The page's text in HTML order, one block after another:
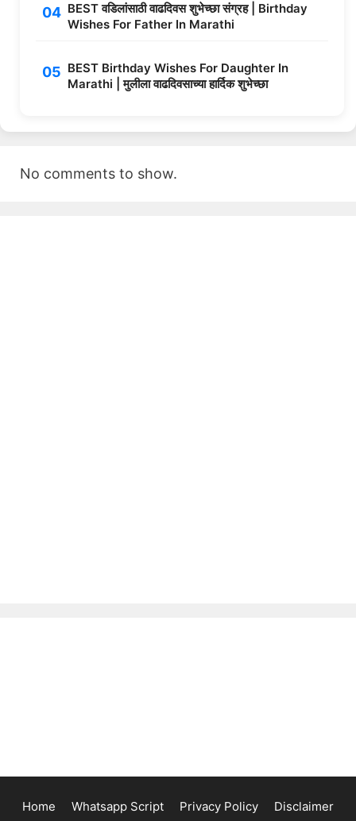
BEST वडिलांसाठी वाढदिवस शुभेच्छा संग्रह | Birthday
Wishes For Father In Marathi
BEST Birthday Wishes For Daughter In
Marathi | मुलीला वाढदिवसाच्या हार्दिक शुभेच्छा
No comments to show.
Home Whatsapp Script Privacy Policy Disclaimer